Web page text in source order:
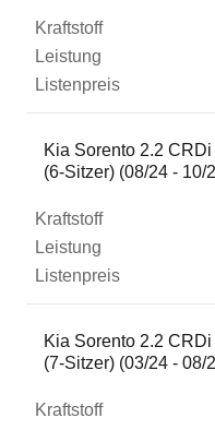
Kia Sorento 2.2
(6-Sitzer) (08/24 - 10/
Kia Sorento 2.2
(7-Sitzer) (03/24 - 08/